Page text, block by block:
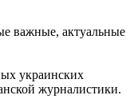
важные, актуальные
украинских
журналистики.